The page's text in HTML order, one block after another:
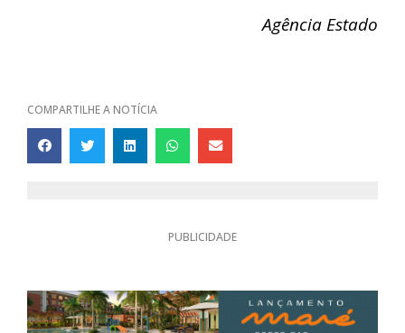
Agência Estado
COMPARTILHE A NOTÍCIA
PUBLICIDADE